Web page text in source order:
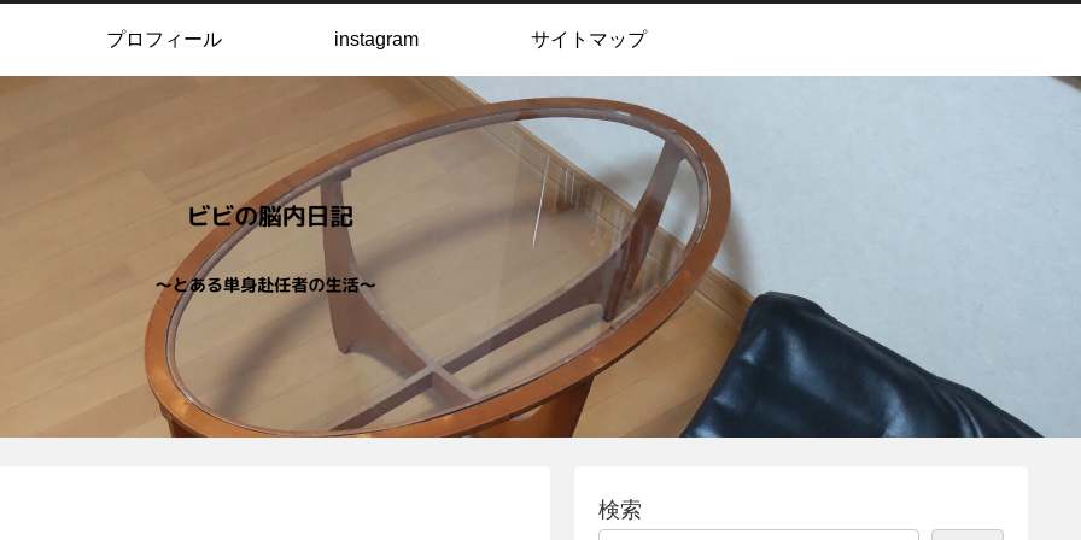
プロフィール instagram サイトマップ
検索